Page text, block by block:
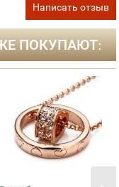
Написать отзыв
ПОКУПАЮТ: